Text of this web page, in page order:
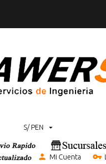
S/ PEN
Mi Cuenta